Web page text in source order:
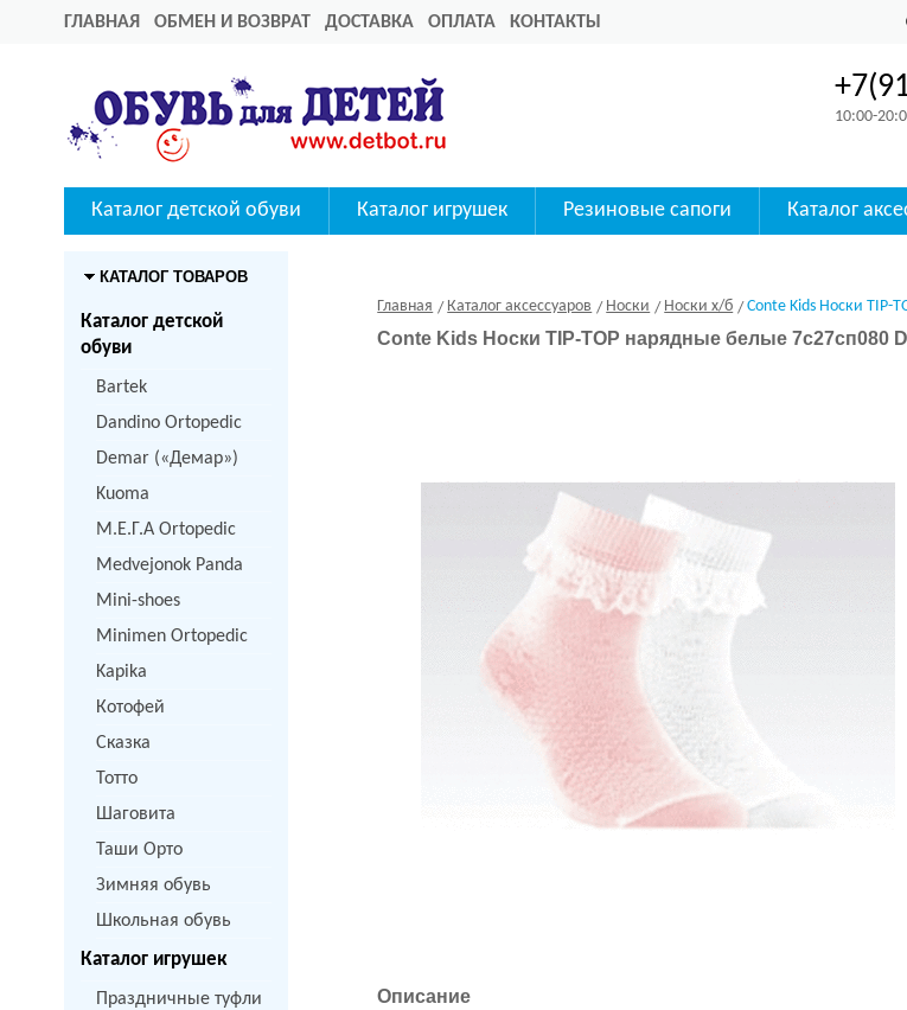
ГЛАВНАЯ ОБМЕН И ВОЗВРАТ ДОСТАВКА ОПЛАТА КОНТАКТЫ
10:00-
Каталог детской обуви Каталог игрушек Резиновые сапоги Каталог
КАТАЛОГ ТОВАРОВ
Каталог детской
обуви
Bartek
Dandino Ortopedic
Demar («Демар»)
Kuoma
M.Е.Г.А Ortopedic
Medvejonok Panda
Mini-shoes
Minimen Ortopedic
Kapika
Котофей
Сказка
Тотто
Шаговита
Таши Орто
Зимняя обувь
Школьная обувь
Каталог игрушек
Праздничные туфли
Главная Каталог аксессуаров Носки Носки х/б Conte Kids Носки TIP-
Conte Kids Носки TIP-TOP нарядные белые 7с27сп080
Описание